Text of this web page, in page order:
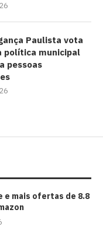
Paulista vota
política municipal
pessoas
e mais ofertas de 8.8